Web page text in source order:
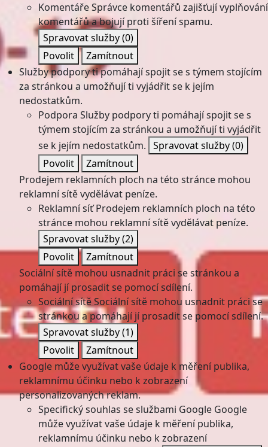
KomentářeSprávce komentářů zajišťují vyplňování
komentářů a bojují proti šíření spamu.
Spravovat služby(0)
Povolit
Zamítnout
Služby podpory ti pomáhají spojit se s týmem stojícím
za stránkou a umožňují ti vyjádřit se k jejím
nedostatkům.
Podpora Služby podpory ti pomáhají spojit se s
týmem stojícím za stránkou a umožňují ti vyjádřit
se k jejím nedostatkům. Spravovat služby(0)
Povolit
Zamítnout
Prodejem reklamních ploch na této stránce mohou
reklamní sítě vydělávat peníze.
Reklamní síť Prodejem reklamních ploch na této
stránce mohou reklamní sítě vydělávat peníze.
Spravovat služby(2)
Povolit
Zamítnout
Sociální sítě mohou usnadnit práci se stránkou a
pomáhají jí prosadit se pomocí sdílení.
Sociální sítěSociální sítě mohou usnadnit práci se
stránkou a pomáhají jí prosadit se pomocí sdílení.
Spravovat služby(1)
Povolit
Zamítnout
Google může využívat vaše údaje k měření publika,
reklamnímu účinku nebo k zobrazení
personalizovaných reklam.
Specifický souhlas se službami Google Google
může využívat vaše údaje k měření publika,
reklamnímu účinku nebo k zobrazení